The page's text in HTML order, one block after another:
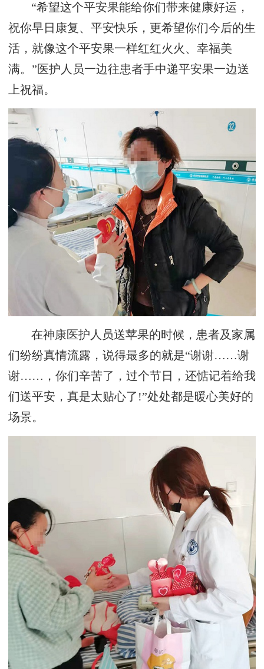
“希望这个平安果能给你们带来健康好运，
祝你早日康复、平安快乐，更希望你们今后的生
活，就像这个平安果一样红红火火、幸福美
满。”医护人员一边往患者手中递平安果一边送
上祝福。
在神康医护人员送苹果的时候，患者及家属
们纷纷真情流露，说得最多的就是“谢谢……谢
谢……，你们辛苦了，过个节日，还惦记着给我
们送平安，真是太贴心了!”处处都是暖心美好的
场景。